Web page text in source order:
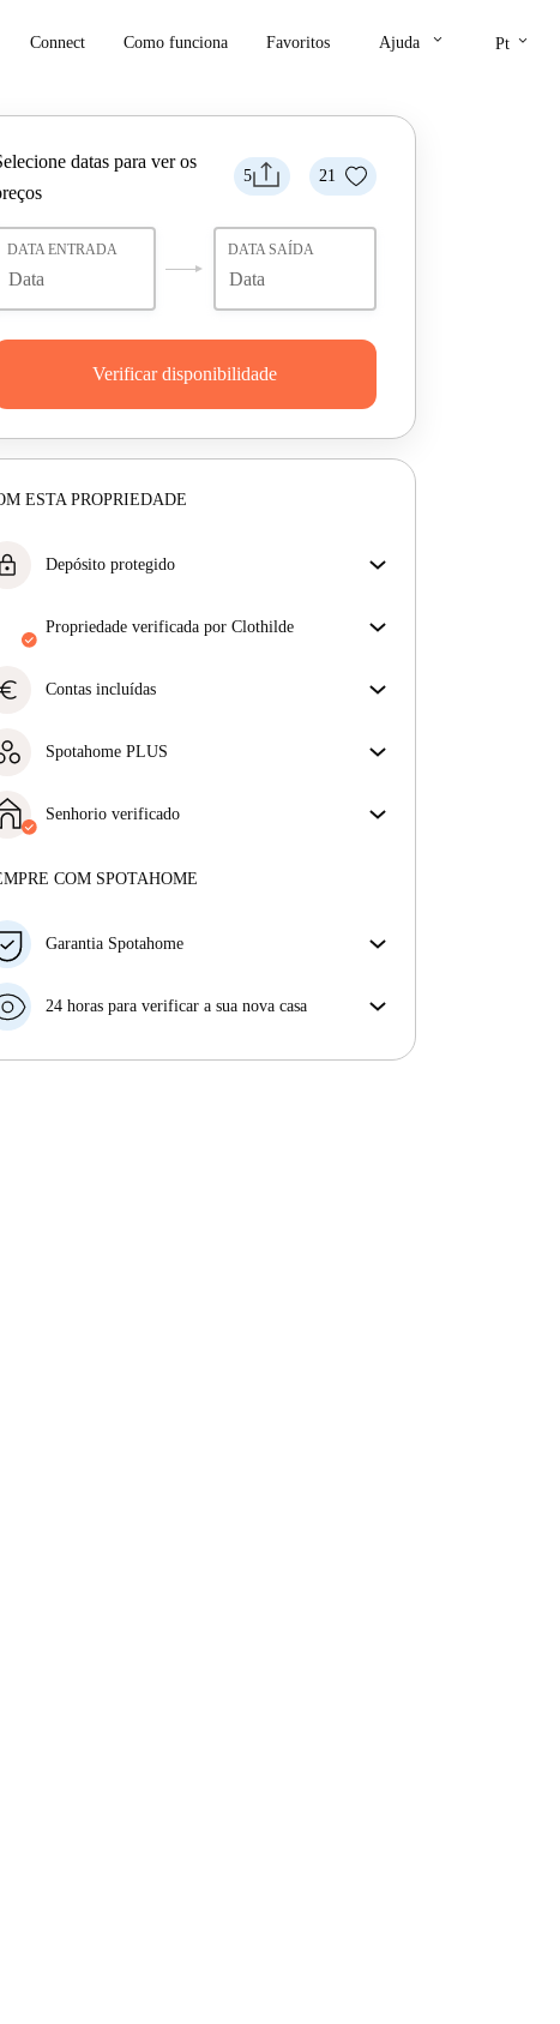
Connect Como funciona Favoritos Ajuda keyboard_arrow_down Pt keyboard_arrow_down
5 21
datas para ver os
DATA ENTRADA DATA SAÍDA
Verificar disponibilidade
ESTA PROPRIEDADE
lock Depósito protegido
devolver o seu depósito, nós vamos fazê-lo.
Mais informações
propriedade verificada por Clothilde
obtém exatamente o que vê no anúncio.
Contas incluídas
incluídas. A renda e as contas estão todas incluídas
Spotahome PLUS
inquilinos ao fornecer acesso aos mais altos padrões
de segurança e suporte adicional durante o
Senhorio verificado
Mais sobre este senhorio
COM SPOTAHOME
Garantia Spotahome
antecedência, nós iremos A) pagar um hotel e ajudá-
seu dinheiro na totalidade.
24 horas para verificar a sua nova casa